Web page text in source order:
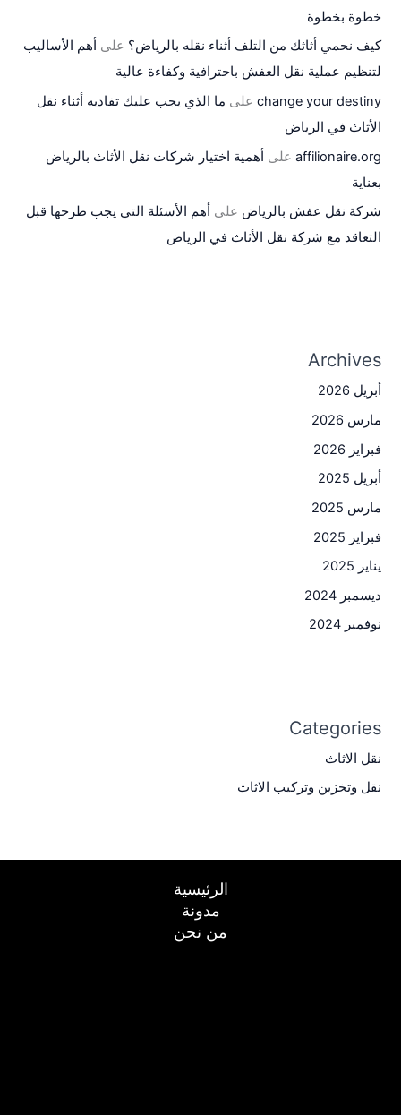
خطوة بخطوة
كيف نحمي أثاثك من التلف أثناء نقله بالرياض؟ على أهم الأساليب
لتنظيم عملية نقل العفش باحترافية وكفاءة عالية
change your destiny على ما الذي يجب عليك تفاديه أثناء نقل
الأثاث في الرياض
affilionaire.org على أهمية اختيار شركات نقل الأثاث بالرياض
بعناية
شركة نقل عفش بالرياض على أهم الأسئلة التي يجب طرحها قبل
التعاقد مع شركة نقل الأثاث في الرياض
Archives
أبريل 2026
مارس 2026
فبراير 2026
أبريل 2025
مارس 2025
فبراير 2025
يناير 2025
ديسمبر 2024
نوفمبر 2024
Categories
نقل الاثاث
نقل وتخزين وتركيب الاثاث
الرئيسية
مدونة
من نحن